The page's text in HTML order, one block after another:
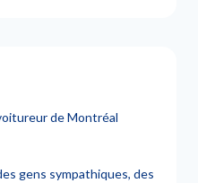
de Montréal
gens sympathiques, des